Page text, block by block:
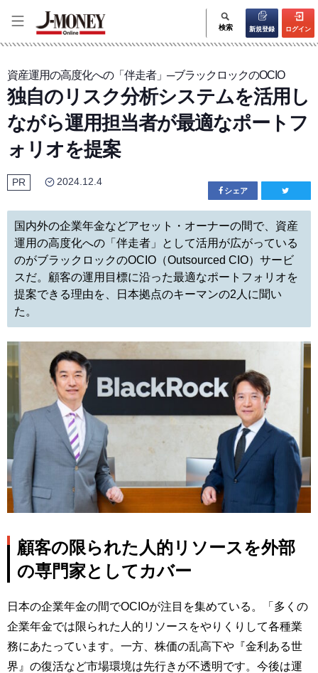
検索 新規登録 ログイン
資産運用の高度化への「伴走者」─ブラックロックのOCIO
独自のリスク分析システムを活用し
ながら運用担当者が最適なポートフ
ォリオを提案
PR 2024.12.4
シェア
国内外の企業年金などアセット・オーナーの間で、資産
運用の高度化への「伴走者」として活用が広がっている
のがブラックロックのOCIO（Outsourced CIO）サービ
スだ。顧客の運用目標に沿った最適なポートフォリオを
提案できる理由を、日本拠点のキーマンの2人に聞い
た。
顧客の限られた人的リソースを外部
の専門家としてカバー
日本の企業年金の間でOCIOが注目を集めている。「多くの
企業年金では限られた人的リソースをやりくりして各種業
務にあたっています。一方、株価の乱高下や『金利ある世
界』の復活など市場環境は先行きが不透明です。今後は運